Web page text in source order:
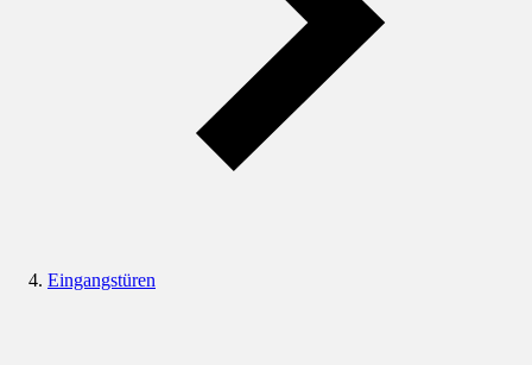
Eingangstüren